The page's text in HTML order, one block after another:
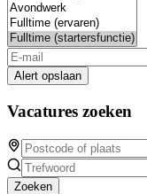
Alert opslaan
Vacatures zoeken
Zoeken